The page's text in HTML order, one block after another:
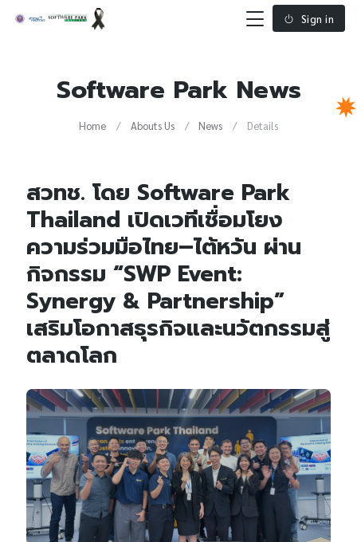
Sign in
Software Park News
Home Abouts Us News Details
สวทช. โดย Software Park
Thailand เปิดเวทีเชื่อมโยง
ความร่วมมือไทย–ไต้หวัน ผ่าน
กิจกรรม “SWP Event:
Synergy & Partnership”
เสริมโอกาสธุรกิจและนวัตกรรมสู่
ตลาดโลก